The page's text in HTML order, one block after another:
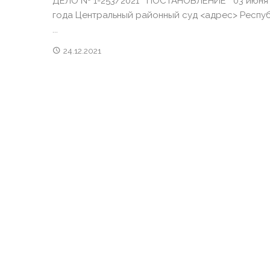
года Центральный районный суд <адрес>
24.12.2021